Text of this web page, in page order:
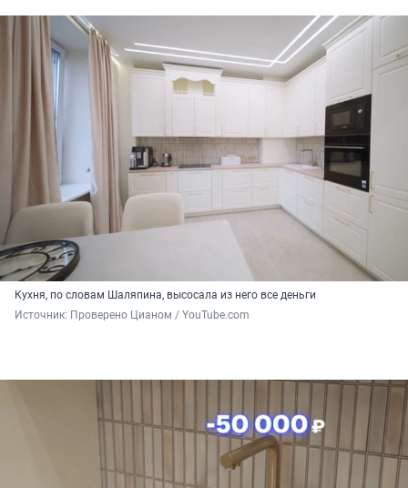
Кухня, по словам Шаляпина, высосала из него все деньги
Источник: Проверено Цианом / YouTube.com